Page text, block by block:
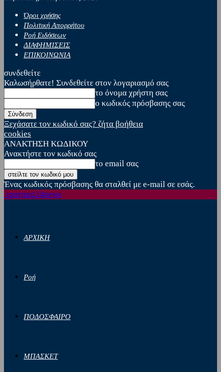
Όροι χρήσης
Πολιτική Απορρήτου
Ροή Ειδήσεων
ΔΙΑΦΗΜΙΣΕΙΣ
ΕΠΙΚΟΙΝΩΝΙΑ
συνδεθείτε
Καλωσήρθατε! Συνδεθείτε στον λογαριασμό σας
το όνομα χρήστη σας
ο κωδικός πρόσβασης σας
Ξεχάσατε τον κωδικό σας? ζήτα βοήθεια
cookies
ΑΝΑΚΤΗΣΗ ΚΩΔΙΚΟΥ
Ανακτήστε τον κωδικό σας
το email σας
Ένας κωδικός πρόσβασης θα σταλθεί με e-mail σε εσάς.
sporting24news
ΑΡΧΙΚΗ
Ροή
ΠΟΔΟΣΦΑΙΡΟ
ΜΠΑΣΚΕΤ